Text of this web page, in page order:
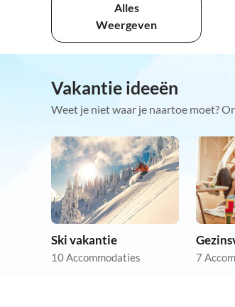
Alles
Weergeven
Vakantie ideeën
Weet je niet waar je naartoe moet?
Ski vakantie
10 Accommodaties 7